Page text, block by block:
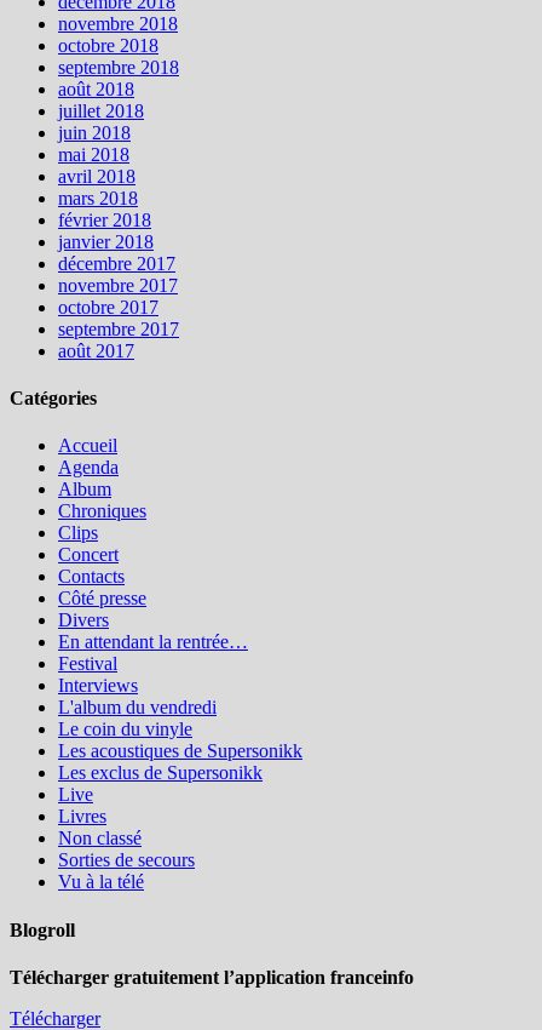
novembre 2018
octobre 2018
septembre 2018
août 2018
juillet 2018
juin 2018
mai 2018
avril 2018
mars 2018
février 2018
janvier 2018
décembre 2017
novembre 2017
octobre 2017
septembre 2017
août 2017
Catégories
Accueil
Agenda
Album
Chroniques
Clips
Concert
Contacts
Côté presse
Divers
En attendant la rentrée…
Festival
Interviews
L'album du vendredi
Le coin du vinyle
Les acoustiques de Supersonikk
Les exclus de Supersonikk
Live
Livres
Non classé
Sorties de secours
Vu à la télé
Blogroll
Télécharger gratuitement l’application franceinfo
Télécharger